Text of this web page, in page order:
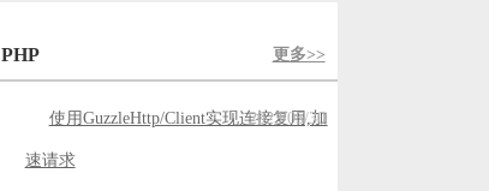
PHP 更多>>
使用GuzzleHttp/Client实现连接复用,加
速请求
2023/05/30